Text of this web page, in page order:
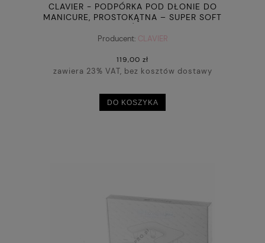
CLAVIER - PODPÓRKA POD DŁONIE DO
MANICURE, PROSTOKĄTNA – SUPER SOFT
Producent: CLAVIER
119,00 zł
zawiera 23% VAT, bez kosztów dostawy
DO KOSZYKA